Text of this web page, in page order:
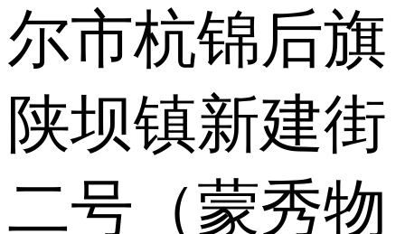
尔市杭锦后旗
陕坝镇新建街
二号（蒙秀物